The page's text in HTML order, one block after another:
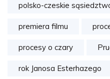
polsko-czeskie
premiera filmu
procesy o czary
rok Janosa Esterhazego